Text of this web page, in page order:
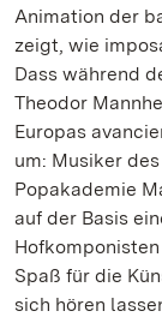
Animation der
zeigt, wie
Dass während
Theodor
Europas
um: Musiker
Popakademie
auf der Basis
Spaß für die
sich hören